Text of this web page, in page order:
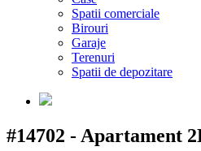
Spatii comerciale
Birouri
Garaje
Terenuri
Spatii de depozitare
#14702 - Apartament